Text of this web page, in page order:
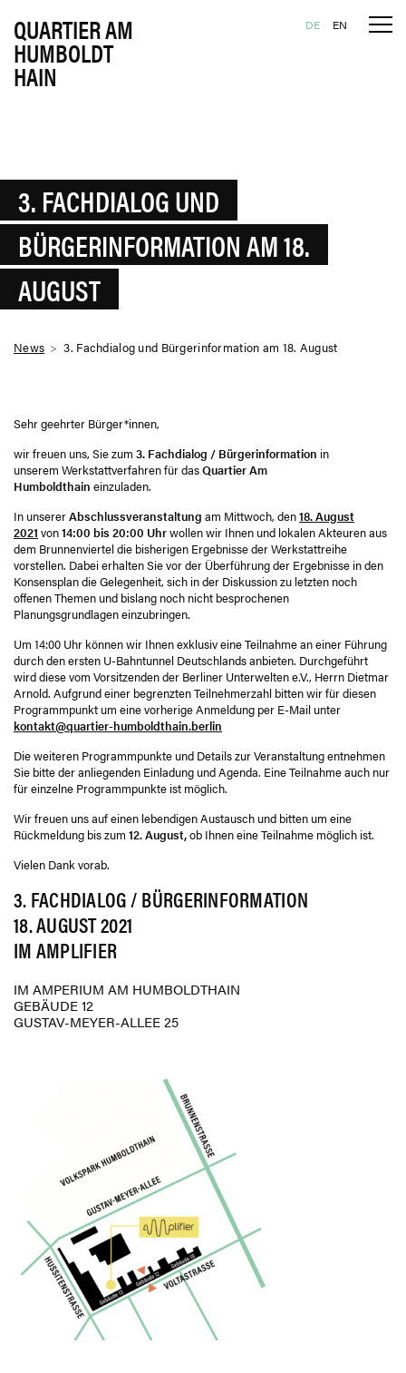
Skip to content
QUARTIER AM
HUMBOLDT
HAIN
DE EN
3. FACHDIALOG UND
BÜRGERINFORMATION AM 18.
AUGUST
News 3. Fachdialog und Bürgerinformation am 18. August
Sehr geehrter Bürger*innen,
wir freuen uns, Sie zum 3. Fachdialog / Bürgerinformation in
unserem Werkstattverfahren für dasQuartier Am
Humboldthain einzuladen.
In unsererAbschlussveranstaltung am Mittwoch, den18. August
2021 von14:00 bis 20:00 Uhrwollen wir Ihnen und lokalen Akteuren aus
dem Brunnenviertel die bisherigen Ergebnisse der Werkstattreihe
vorstellen. Dabei erhalten Sie vor der Überführung der Ergebnisse in den
Konsensplan die Gelegenheit, sich in der Diskussion zu letzten noch
offenen Themen und bislang noch nicht besprochenen
Planungsgrundlagen einzubringen.
Um 14:00 Uhr können wir Ihnen exklusiv eine Teilnahme an einer Führung
durch den ersten U-Bahntunnel Deutschlands anbieten. Durchgeführt
wird diese vom Vorsitzenden der Berliner Unterwelten e.V., Herrn Dietmar
Arnold. Aufgrund einer begrenzten Teilnehmerzahl bitten wir für diesen
Programmpunkt um eine vorherige Anmeldung per E-Mail unter
kontakt@quartier-humboldthain.berlin
Die weiteren Programmpunkte und Details zur Veranstaltung entnehmen
Sie bitte der anliegenden Einladung und Agenda. Eine Teilnahme auch nur
für einzelne Programmpunkte ist möglich.
Wir freuen uns auf einen lebendigen Austausch und bitten um eine
Rückmeldung bis zum 12. August,ob Ihnen eine Teilnahme möglich ist.
Vielen Dank vorab.
3. FACHDIALOG / BÜRGERINFORMATION
18. AUGUST 2021
IM AMPLIFIER
IM AMPERIUM AM HUMBOLDTHAIN
GEBÄUDE 12
GUSTAV-MEYER-ALLEE 25